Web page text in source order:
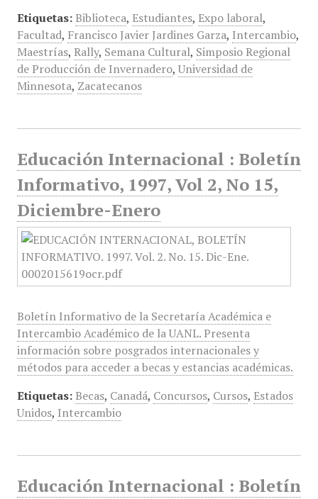
Etiquetas: Biblioteca, Estudiantes, Expo laboral,
Facultad, Francisco Javier Jardines Garza, Intercambio,
Maestrías, Rally, Semana Cultural, Simposio Regional
de Producción de Invernadero, Universidad de
Minnesota, Zacatecanos
Educación Internacional : Boletín
Informativo, 1997, Vol 2, No 15,
Diciembre-Enero
Boletín Informativo de la Secretaría Académica e
Intercambio Académico de la UANL. Presenta
información sobre posgrados internacionales y
métodos para acceder a becas y estancias académicas.
Etiquetas: Becas, Canadá, Concursos, Cursos, Estados
Unidos, Intercambio
Educación Internacional : Boletín